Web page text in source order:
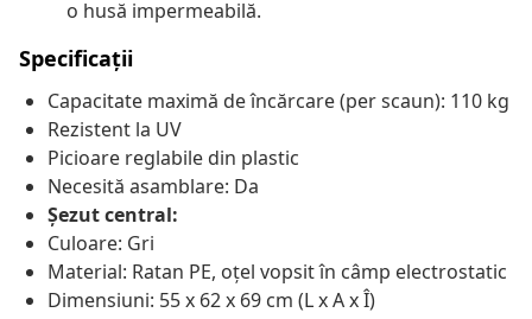
o husă impermeabilă.
Specificații
Capacitate maximă de încărcare (per scaun): 110 kg
Rezistent la UV
Picioare reglabile din plastic
Necesită asamblare: Da
Șezut central:
Culoare: Gri
Material: Ratan PE, oțel vopsit în câmp electrostatic
Dimensiuni: 55 x 62 x 69 cm (L x A x Î)